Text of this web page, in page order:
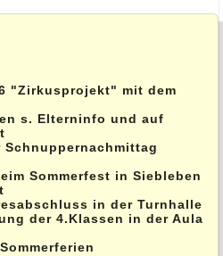
"Zirkusprojekt" mit dem
s. Elterninfo und auf
Schnuppernachmittag
Sommerfest in Siebleben
in der Turnhalle
der 4.Klassen in der Aula